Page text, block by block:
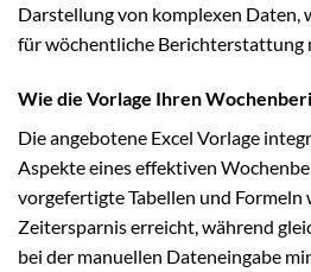
Darstellung von komplexen Daten,
für wöchentliche Berichterstattung
Wie die Vorlage Ihren
Die angebotene Excel Vorlage
Aspekte eines effektiven
vorgefertigte Tabellen und
Zeitersparnis erreicht, während
bei der manuellen Dateneingabe